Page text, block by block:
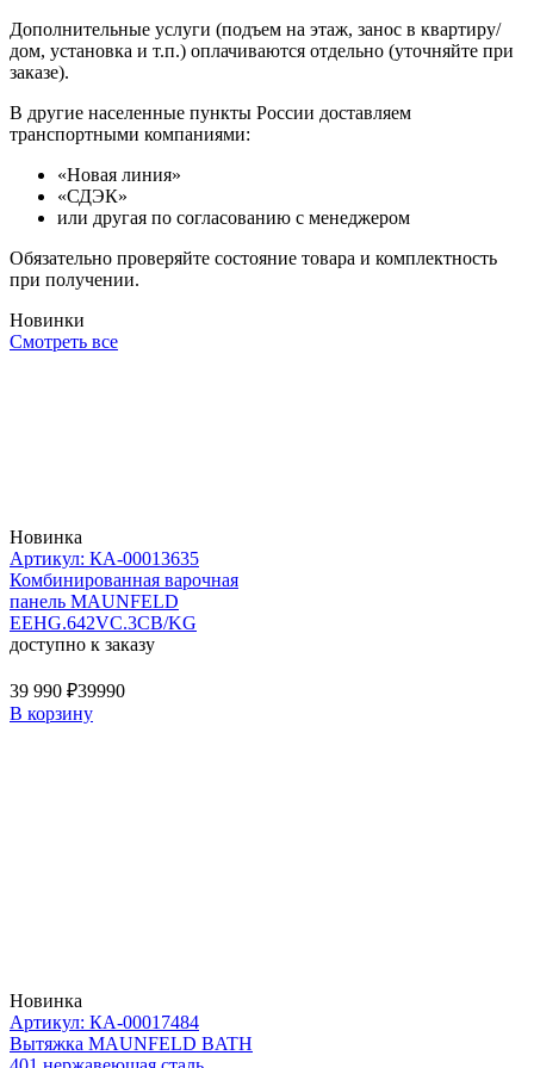
Дополнительные услуги (подъем на этаж, занос в квартиру/
дом, установка и т.п.) оплачиваются отдельно (уточняйте при
заказе).
В другие населенные пункты России доставляем
транспортными компаниями:
«Новая линия»
«СДЭК»
или другая по согласованию с менеджером
Обязательно проверяйте состояние товара и комплектность
при получении.
Новинки
Смотреть все
Новинка
Артикул: КА-00013635
Комбинированная варочная
панель MAUNFELD
EEHG.642VC.3CB/KG
доступно к заказу
39 990 ₽39990
В корзину
Новинка
Артикул: КА-00017484
Вытяжка MAUNFELD BATH